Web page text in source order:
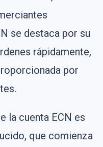
se destaca por su
rápidamente,
por
la cuenta ECN es
que comienza